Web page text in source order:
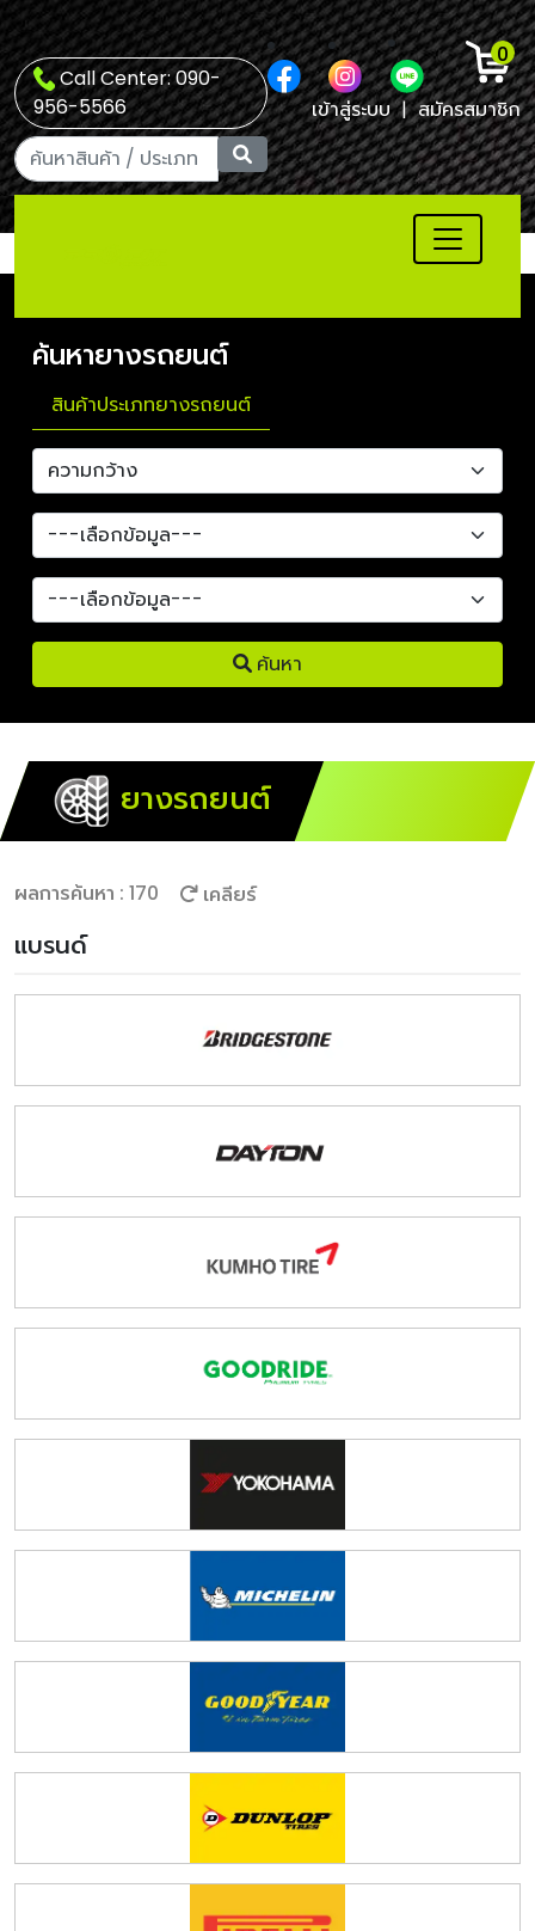
Call Center: 090-
956-5566
0
เข้าสู่ระบบ | สมัครสมาชิก
ค้นหายางรถยนต์
สินค้าประเภทยางรถยนต์
ค้นหา
ยางรถยนต์
ผลการค้นหา : 170 เคลียร์
แบรนด์